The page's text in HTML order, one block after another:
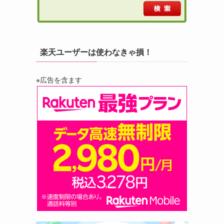
楽天ユーザーは使わなきゃ損！
※広告を含ます